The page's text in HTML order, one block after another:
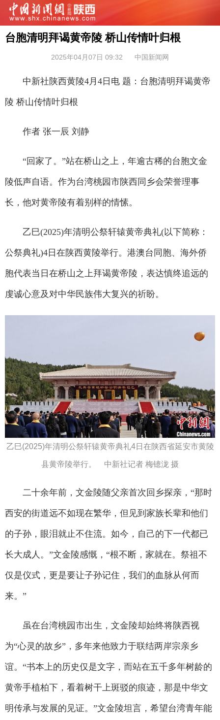
台胞清明拜谒黄帝陵 桥山传情叶归根
2025年04月07日 09:32 中国新闻网
中新社陕西黄陵4月4日电 题：台胞清明拜谒黄帝
陵 桥山传情叶归根
作者 张一辰 刘静
“回家了。”站在桥山之上，年逾古稀的台胞文金
陵低声自语。作为台湾桃园市陕西同乡会荣誉理事
长，他对黄帝陵有着别样的情愫。
乙巳(2025)年清明公祭轩辕黄帝典礼(以下简称：
公祭典礼)4日在陕西黄陵举行。港澳台同胞、海外侨
胞代表当日在桥山之上拜谒黄帝陵，表达慎终追远的
虔诚心意及对中华民族伟大复兴的祈盼。
乙巳(2025)年清明公祭轩辕黄帝典礼4日在陕西省延安市黄陵
县黄帝陵举行。 中新社记者 梅镱泷 摄
二十余年前，文金陵随父亲首次回乡探亲，“那时
西安的街道远不如现在繁华，但见到家族长辈和他们
的子孙，眼泪就止不住流。如今，自己的下一代都已
长大成人。”文金陵感慨，“根不断，家就在。祭祖不
仅是仪式，更是要让子孙记住，我们的血脉从何而
来。”
虽在台湾桃园市出生，文金陵却始终将陕西视
为“心灵的故乡”，多年来他致力于联结两岸宗亲乡
谊。“书本上的历史仅是文字，而站在五千多年树龄的
黄帝手植柏下，看着树干上斑驳的痕迹，那是中华文
明传承与发展的见证。”文金陵坦言，希望台湾青年能